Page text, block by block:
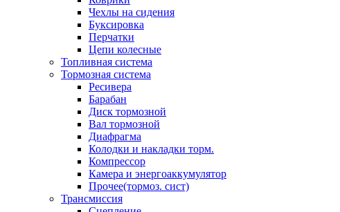
Чехлы на сидения
Буксировка
Перчатки
Цепи колесные
Топливная система
Тормозная система
Ресивера
Барабан
Диск тормозной
Вал тормозной
Диафрагма
Колодки и накладки торм.
Компрессор
Камера и энергоаккумулятор
Прочее(тормоз. сист)
Трансмиссия